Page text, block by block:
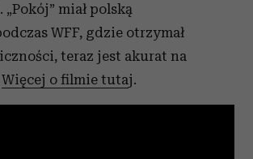
miał polską
WFF, gdzie otrzymał
teraz jest akurat na
Więcej o filmie tutaj.